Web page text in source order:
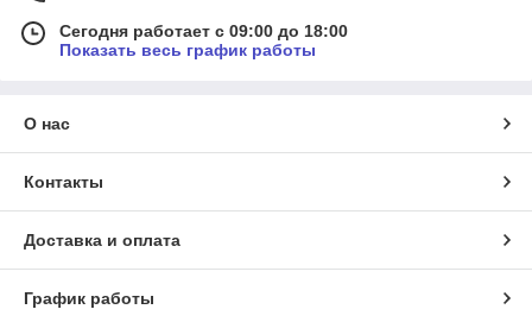
Сегодня работает с 09:00 до 18:00
Показать весь график работы
О нас
Контакты
Доставка и оплата
График работы